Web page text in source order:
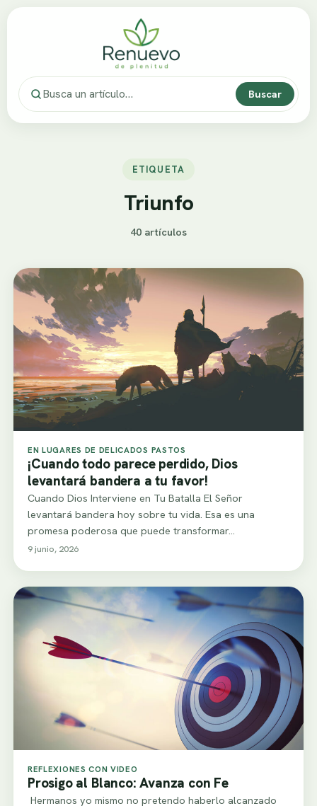
Buscar
ETIQUETA
Triunfo
40 artículos
EN LUGARES DE DELICADOS PASTOS
¡Cuando todo parece perdido, Dios
levantará bandera a tu favor!
Cuando Dios Interviene en Tu Batalla El Señor
levantará bandera hoy sobre tu vida. Esa es una
promesa poderosa que puede transformar…
9 junio, 2026
REFLEXIONES CON VIDEO
Prosigo al Blanco: Avanza con Fe
Hermanos yo mismo no pretendo haberlo alcanzado